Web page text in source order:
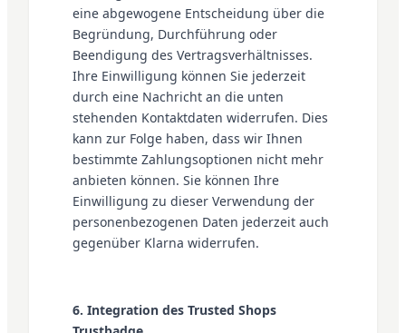
eine abgewogene Entscheidung über die
Begründung, Durchführung oder
Beendigung des Vertragsverhältnisses.
Ihre Einwilligung können Sie jederzeit
durch eine Nachricht an die unten
stehenden Kontaktdaten widerrufen. Dies
kann zur Folge haben, dass wir Ihnen
bestimmte Zahlungsoptionen nicht mehr
anbieten können. Sie können Ihre
Einwilligung zu dieser Verwendung der
personenbezogenen Daten jederzeit auch
gegenüber Klarna widerrufen.
6. Integration des Trusted Shops